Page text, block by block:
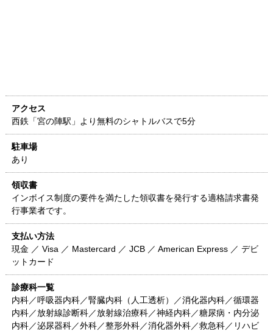
アクセス
西鉄「宮の陣駅」より無料のシャトルバスで5分
駐車場
あり
領収書
インボイス制度の要件を満たした領収書を発行する適格請求書発
行事業者です。
支払い方法
現金 ／ Visa ／ Mastercard ／ JCB ／ American Express ／ デビ
ットカード
診療科一覧
内科／呼吸器内科／腎臓内科（人工透析）／消化器内科／循環器
内科／放射線診断科／放射線治療科／神経内科／糖尿病・内分泌
内科／泌尿器科／外科／整形外科／消化器外科／救急科／リハビ